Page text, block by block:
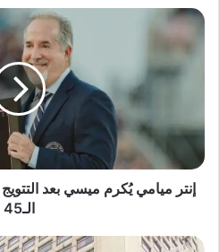
إنتر
ميامي
يُكرم
بكوبا
أمريكا
والوصول
للقب
إنتر ميامي يُكرم ميسي بعد
الـ45
مصر